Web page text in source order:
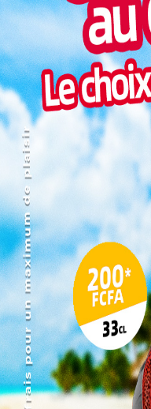
commercial
plus de 13 milliards
des
alimentaires. Les
de 4 milliards de
Eddahab, située au
et l’Africa Executing
potentiel
conçu comme un
entre la région
mutuellement